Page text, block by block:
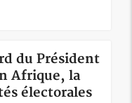
du Président
Afrique, la
électorales